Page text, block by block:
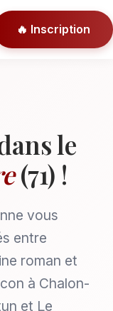
🔥 Inscription
le
(71) !
vous
entre
roman et
à Chalon-
et Le